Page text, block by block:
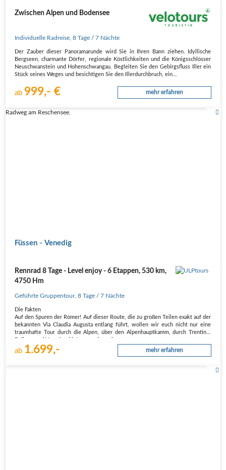
Zwischen Alpen und Bodensee
Individuelle Radreise ,8 Tage / 7 Nächte
Der Zauber dieser Panoramarunde wird Sie in Ihren Bann ziehen. Idyllische
Bergseen, charmante Dörfer, regionale Köstlichkeiten und die Königsschlösser
Neuschwanstein und Hohenschwangau. Begleiten Sie den Gebirgsfluss Iller ein
Stück seines Weges und besichtigen Sie den Illerdurchbruch, ein…
ab 999,- € mehr erfahren
Radweg am Reschensee.
Füssen - Venedig
Rennrad 8 Tage - Level enjoy - 6 Etappen, 530 km,
4750 Hm
Geführte Gruppentour,8 Tage/ 7 Nächte
Die Fakten
Auf den Spuren der Römer! Auf dieser Route, die zu großen Teilen exakt auf der
bekannten Via Claudia Augusta entlang führt, wollen wir euch nicht nur eine
traumhafte Tour durch die Alpen, über den Alpenhauptkamm, durch Trentino,
ab 1.699,- mehr erfahren